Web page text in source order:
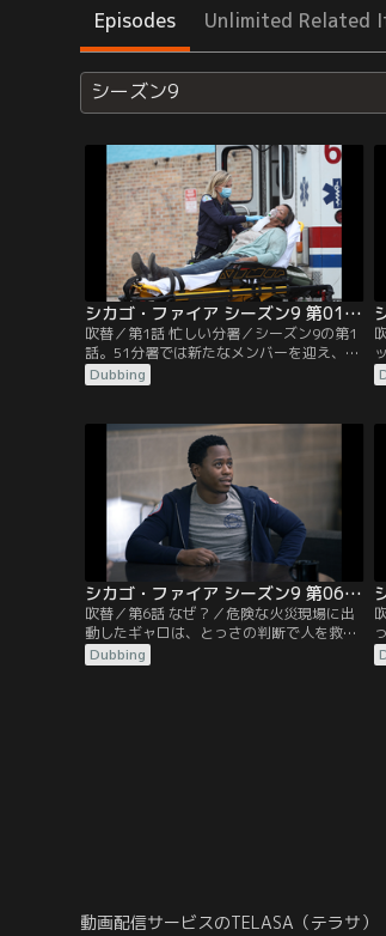
Episodes Unlimited Related
シーズン9
シカゴ・ファイア シーズン9 第01話／吹替
吹替／第1話 忙しい分署／シーズン9の第1
話。51分署では新たなメンバーを迎え、波
乱の展開を予感させる。ブレットは出動先
で危険な目に遭うが立派にリーダーシップ
防士としての資質を見抜き、それを今後も
ずっと生かしていくためのある提案をす
Dubbing
シカゴ・ファイア シーズン9 第06話／吹替
吹替／第6話 なぜ？／危険な火災現場に出
動したギャロは、とっさの判断で人を救助
するが、命令に従わなかったことでケイシ
ーを怒らせる。キッドは、セブライドとの
Dubbing
動画配信サービスのTELASA（テラサ）